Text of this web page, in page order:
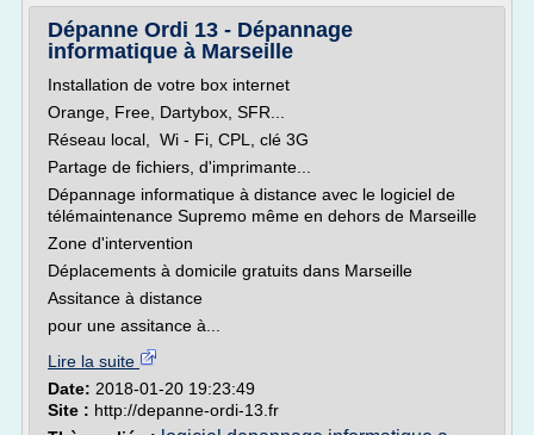
Dépanne Ordi 13 - Dépannage
informatique à Marseille
Installation de votre box internet
Orange, Free, Dartybox, SFR...
Réseau local, Wi - Fi, CPL, clé 3G
Partage de fichiers, d'imprimante...
Dépannage informatique à distance avec le logiciel de
télémaintenance Supremo même en dehors de Marseille
Zone d'intervention
Déplacements à domicile gratuits dans Marseille
Assitance à distance
pour une assitance à...
Lire la suite
Date: 2018-01-20 19:23:49
Site : http://depanne-ordi-13.fr